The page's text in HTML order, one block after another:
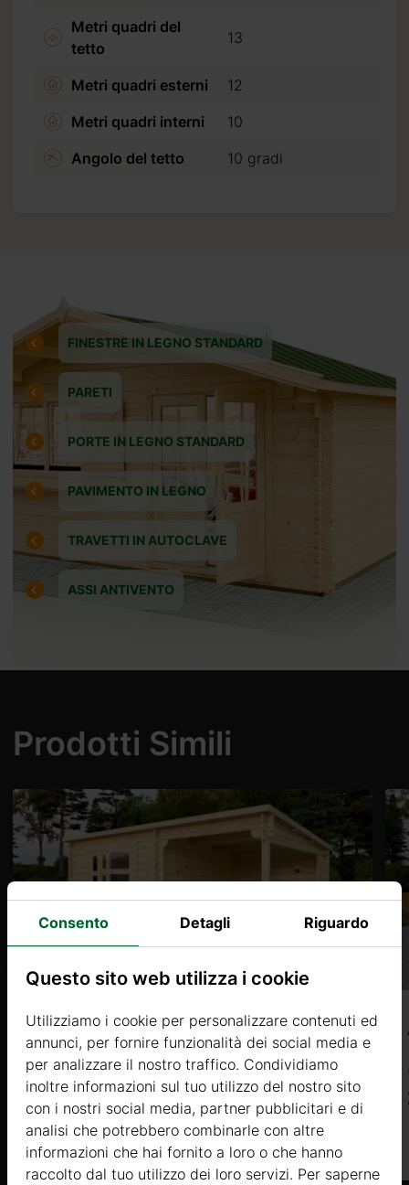
Metri quadri del
tetto
13
Metri quadri esterni
12
Metri quadri interni
10
Angolo del tetto
10 gradi
FINESTRE IN LEGNO STANDARD
PARETI
PORTE IN LEGNO STANDARD
PAVIMENTO IN LEGNO
TRAVETTI IN AUTOCLAVE
ASSI ANTIVENTO
Prodotti Simili
RALLESTA (34mm) 4x3m, 12㎡
Prezzo da
2940 €
Riceverete
2026 09 07
(30% per
Consento Detagli Riguardo
Questo sito web utilizza i cookie
Utilizziamo i cookie per personalizzare contenuti ed
annunci, per fornire funzionalità dei social media e
per analizzare il nostro traffico. Condividiamo
inoltre informazioni sul tuo utilizzo del nostro sito
con i nostri social media, partner pubblicitari e di
analisi che potrebbero combinarle con altre
informazioni che hai fornito a loro o che hanno
raccolto dal tuo utilizzo dei loro servizi. Per saperne